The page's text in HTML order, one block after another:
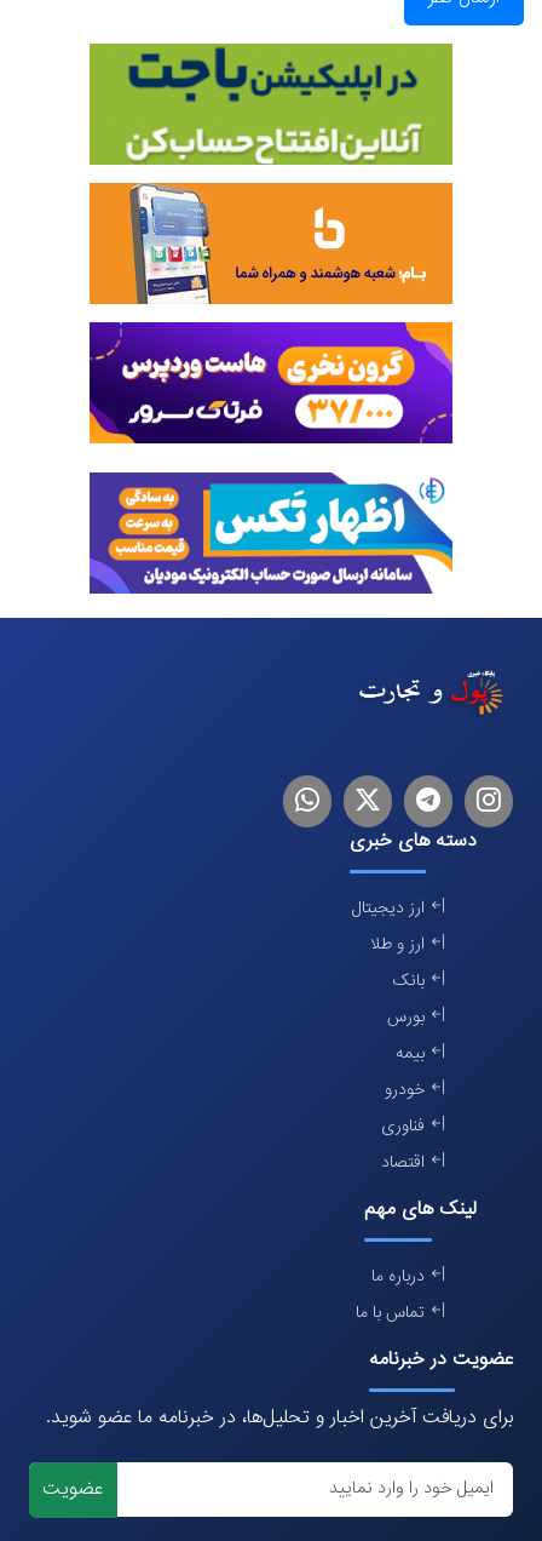
اینستاگرام
تلگرام توییترلینکدین
دسته های خبری
ارز دیجیتال
ارز و طلا
بانک
بورس
بیمه
خودرو
فناوری
اقتصاد
لینک های مهم
درباره ما
تماس با ما
عضویت در خبرنامه
برای دریافت آخرین اخبار و تحلیل‌ها، در خبرنامه ما عضو شوید.
عضویت